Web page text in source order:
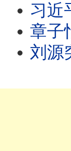
习近平赐死高
章子怡成傅晓
刘源突掌军权